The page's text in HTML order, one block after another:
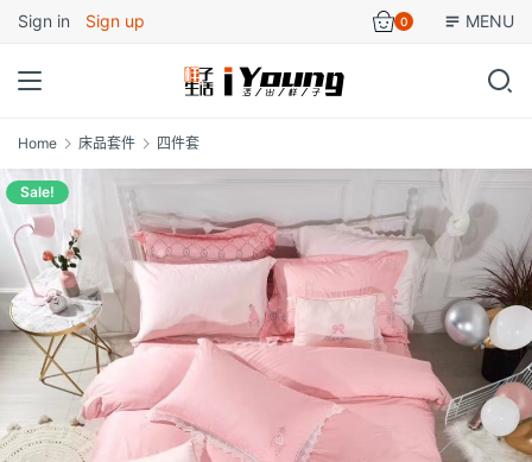
Sign in Sign up 0 MENU
Home 床品套件 四件套
Sale!